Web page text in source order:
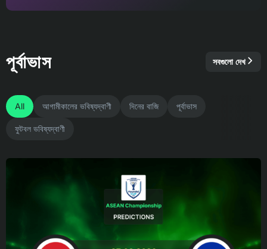
পূর্বাভাস সবগুলো দেখ
All আগামীকালের ভবিষ্যদ্বাণী দিনের বাজি পূর্বাভাস
ফুটবল ভবিষ্যদ্বাণী